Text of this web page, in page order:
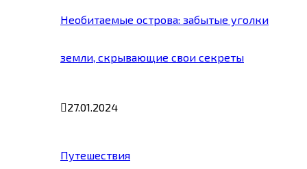
Необитаемые острова: забытые уголки
земли, скрывающие свои секреты
27.01.2024
Путешествия